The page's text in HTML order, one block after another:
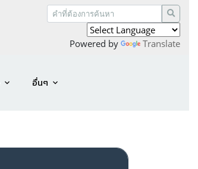
Powered by Translate
อื่นๆ